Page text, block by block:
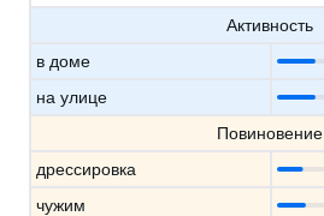
Активность
в доме
на улице
Повиновение
дрессировка
чужим